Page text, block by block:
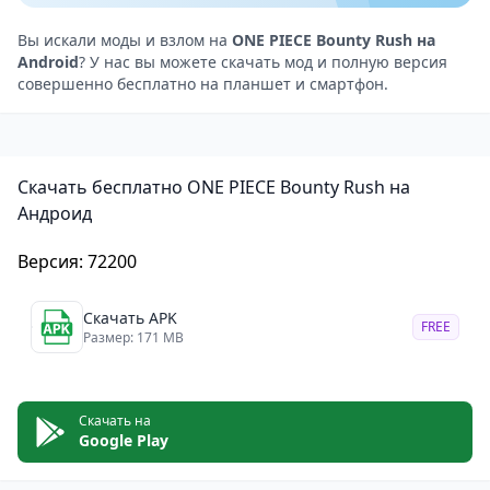
одолеть могущественных боссов;
Special Events — участвуйте в тематических
событиях с новыми режимами игры, персонажами и
наградами.
Piece», включая Луффи, Зоро, Санджи и Нико Робин.
Развивайте своих персонажей, повышая их уровень
и улучшая способности. Снаряжайте своих
характеристики. Создавайте команду,
соответствующую вашему стилю игры — будь то
Геймплей с микротранзакциями
ONE PIECE Bounty Rush
содержит микротранзакции. Их можно
Вы искали моды и взлом на ONE PIECE Bounty Rush на
Android? У нас вы можете скачать мод и полную версия
совершенно бесплатно на планшет и смартфон.
Скачать бесплатно ONE PIECE Bounty Rush на
Андроид
Версия: 72200
Скачать APK
Размер: 171 MB
FREE
Скачать на
Google Play